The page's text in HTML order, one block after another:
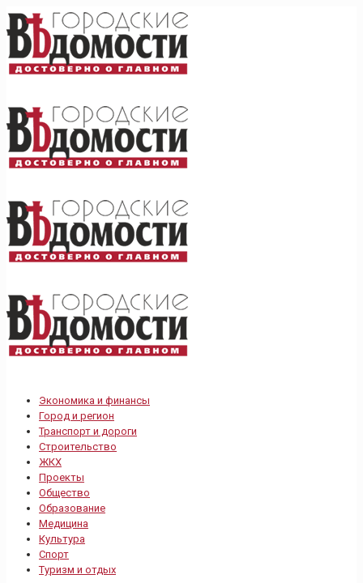
Экономика и финансы
Город и регион
Транспорт и дороги
Строительство
ЖКХ
Проекты
Общество
Образование
Медицина
Культура
Спорт
Туризм и отдых